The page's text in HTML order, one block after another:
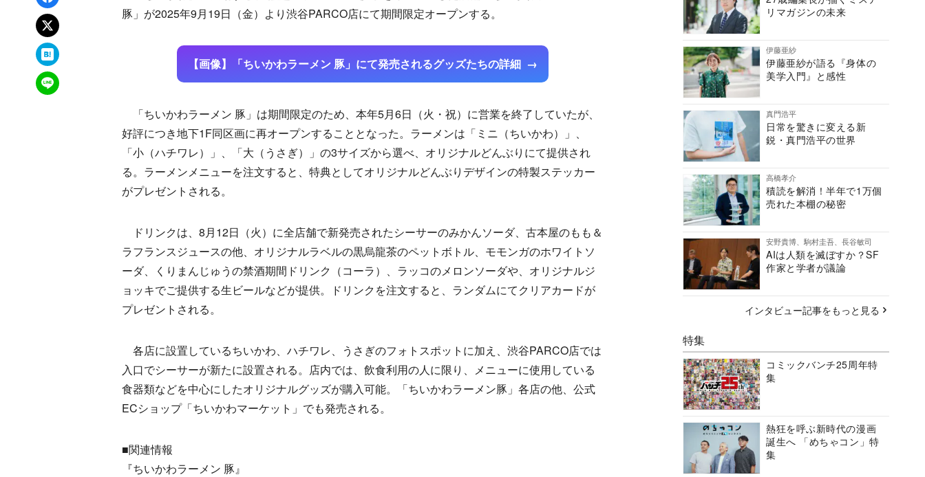
xでポスト
はてなブックマーク
LINEで送る
豚」が2025年9月19日（金）より渋谷PARCO店にて期間限定オープンする。
【画像】「ちいかわラーメン 豚」にて発売されるグッズたちの詳細
「ちいかわラーメン 豚」は期間限定のため、本年5月6日（火・祝）に営業を終了していたが、
好評につき地下1F同区画に再オープンすることとなった。ラーメンは「ミニ（ちいかわ）」、
「小（ハチワレ）」、「大（うさぎ）」の3サイズから選べ、オリジナルどんぶりにて提供され
る。ラーメンメニューを注文すると、特典としてオリジナルどんぶりデザインの特製ステッカー
がプレゼントされる。
ドリンクは、8月12日（火）に全店舗で新発売されたシーサーのみかんソーダ、古本屋のもも＆
ラフランスジュースの他、オリジナルラベルの黒烏龍茶のペットボトル、モモンガのホワイトソ
ーダ、くりまんじゅうの禁酒期間ドリンク（コーラ）、ラッコのメロンソーダや、オリジナルジ
ョッキでご提供する生ビールなどが提供。ドリンクを注文すると、ランダムにてクリアカードが
プレゼントされる。
各店に設置しているちいかわ、ハチワレ、うさぎのフォトスポットに加え、渋谷PARCO店では
入口でシーサーが新たに設置される。店内では、飲食利用の人に限り、メニューに使用している
食器類などを中心にしたオリジナルグッズが購入可能。「ちいかわラーメン豚」各店の他、公式
ECショップ「ちいかわマーケット」でも発売される。
■関連情報
『ちいかわラーメン 豚』
リマガジンの未来
伊藤亜紗
伊藤亜紗が語る『身体の
美学入門』と感性
真門浩平
日常を驚きに変える新
鋭・真門浩平の世界
高橋孝介
積読を解消！半年で1万個
売れた本棚の秘密
安野貴博、駒村圭吾、長谷敏司
AIは人類を滅ぼすか？SF
作家と学者が議論
インタビュー記事をもっと見る
特集
コミックバンチ25周年特
集
熱狂を呼ぶ新時代の漫画
誕生へ 「めちゃコン」特
集